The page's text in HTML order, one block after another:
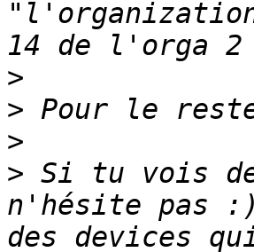
>
>
>
> Si tu vois
n'hésite pas